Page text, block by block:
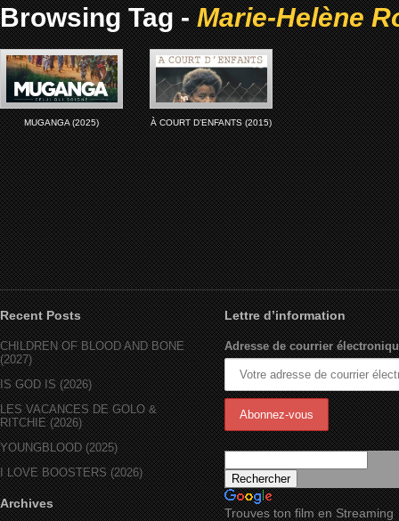
Browsing Tag -Marie-Helène
MUGANGA (2025) À COURT D’ENFANTS (2015)
Recent Posts
CHILDREN OF BLOOD AND BONE
(2027)
IS GOD IS (2026)
LES VACANCES DE GOLO &
RITCHIE (2026)
YOUNGBLOOD (2025)
I LOVE BOOSTERS (2026)
Archives
Lettre d’information
Adresse de courrier
Trouves ton film en Streaming